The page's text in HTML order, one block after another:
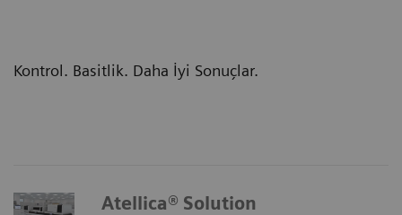
Kontrol. Basitlik. Daha İyi Sonuçlar.
Atellica® Solution